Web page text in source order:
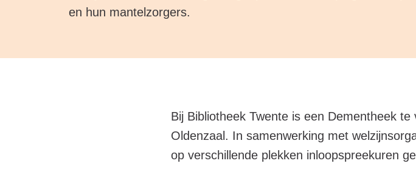
en hun mantelzorgers.
Bij Bibliotheek Twente is een Dementheek
Oldenzaal. In samenwerking met
op verschillende plekken inloopspreekuren